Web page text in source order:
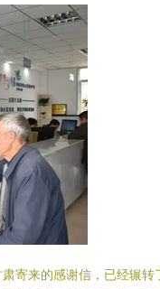
寄来的感谢信，已经辗